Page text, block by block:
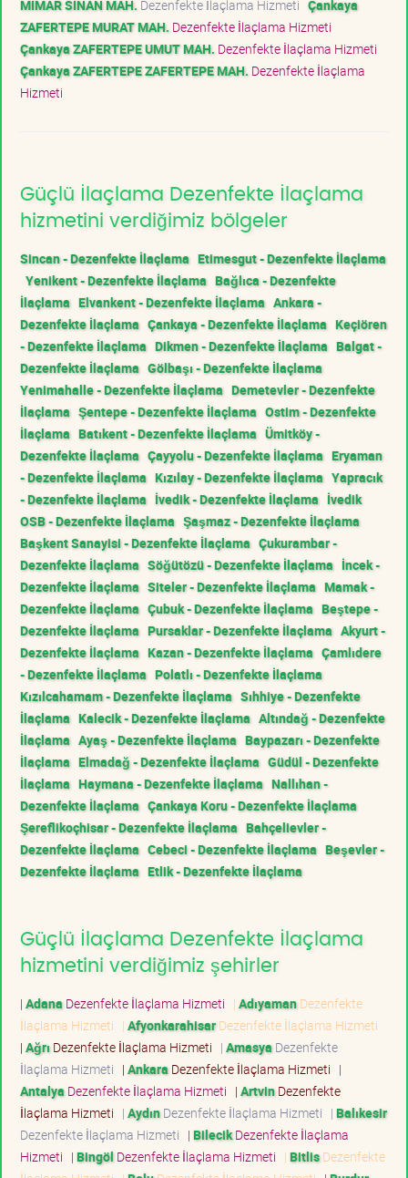
MİMAR SİNAN MAH. Dezenfekte İlaçlama Hizmeti Çankaya
ZAFERTEPE MURAT MAH. Dezenfekte İlaçlama Hizmeti
Çankaya ZAFERTEPE UMUT MAH. Dezenfekte İlaçlama Hizmeti
Çankaya ZAFERTEPE ZAFERTEPE MAH. Dezenfekte İlaçlama
Hizmeti
Güçlü İlaçlama Dezenfekte İlaçlama
hizmetini verdiğimiz bölgeler
Sincan - Dezenfekte İlaçlama Etimesgut - Dezenfekte İlaçlama
Yenikent - Dezenfekte İlaçlama Bağlıca - Dezenfekte
İlaçlama Elvankent - Dezenfekte İlaçlama Ankara -
Dezenfekte İlaçlama Çankaya - Dezenfekte İlaçlama Keçiören
- Dezenfekte İlaçlama Dikmen - Dezenfekte İlaçlama Balgat -
Dezenfekte İlaçlama Gölbaşı - Dezenfekte İlaçlama
Yenimahalle - Dezenfekte İlaçlama Demetevler - Dezenfekte
İlaçlama Şentepe - Dezenfekte İlaçlama Ostim - Dezenfekte
İlaçlama Batıkent - Dezenfekte İlaçlama Ümitköy -
Dezenfekte İlaçlama Çayyolu - Dezenfekte İlaçlama Eryaman
- Dezenfekte İlaçlama Kızılay - Dezenfekte İlaçlama Yapracık
- Dezenfekte İlaçlama İvedik - Dezenfekte İlaçlama İvedik
OSB - Dezenfekte İlaçlama Şaşmaz - Dezenfekte İlaçlama
Başkent Sanayisi - Dezenfekte İlaçlama Çukurambar -
Dezenfekte İlaçlama Söğütözü - Dezenfekte İlaçlama İncek -
Dezenfekte İlaçlama Siteler - Dezenfekte İlaçlama Mamak -
Dezenfekte İlaçlama Çubuk - Dezenfekte İlaçlama Beştepe -
Dezenfekte İlaçlama Pursaklar - Dezenfekte İlaçlama Akyurt -
Dezenfekte İlaçlama Kazan - Dezenfekte İlaçlama Çamlıdere
- Dezenfekte İlaçlama Polatlı - Dezenfekte İlaçlama
Kızılcahamam - Dezenfekte İlaçlama Sıhhiye - Dezenfekte
İlaçlama Kalecik - Dezenfekte İlaçlama Altındağ - Dezenfekte
İlaçlama Ayaş - Dezenfekte İlaçlama Baypazarı - Dezenfekte
İlaçlama Elmadağ - Dezenfekte İlaçlama Güdül - Dezenfekte
İlaçlama Haymana - Dezenfekte İlaçlama Nallıhan -
Dezenfekte İlaçlama Çankaya Koru - Dezenfekte İlaçlama
Şereflikoçhisar - Dezenfekte İlaçlama Bahçelievler -
Dezenfekte İlaçlama Cebeci - Dezenfekte İlaçlama Beşevler -
Dezenfekte İlaçlama Etlik - Dezenfekte İlaçlama
Güçlü İlaçlama Dezenfekte İlaçlama
hizmetini verdiğimiz şehirler
| Adana Dezenfekte İlaçlama Hizmeti | AdıyamanDezenfekte
İlaçlama Hizmeti | AfyonkarahisarDezenfekte İlaçlama Hizmeti
| Ağrı Dezenfekte İlaçlama Hizmeti | Amasya Dezenfekte
İlaçlama Hizmeti | Ankara Dezenfekte İlaçlama Hizmeti |
Antalya Dezenfekte İlaçlama Hizmeti | ArtvinDezenfekte
İlaçlama Hizmeti | AydınDezenfekte İlaçlama Hizmeti | Balıkesir
Dezenfekte İlaçlama Hizmeti | BilecikDezenfekte İlaçlama
Hizmeti | Bingöl Dezenfekte İlaçlama Hizmeti | BitlisDezenfekte